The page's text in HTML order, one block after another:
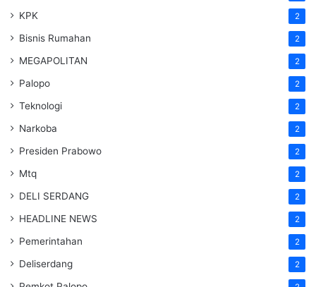
KPK 2
Bisnis Rumahan 2
MEGAPOLITAN 2
Palopo 2
Teknologi 2
Narkoba 2
Presiden Prabowo 2
Mtq 2
DELI SERDANG 2
HEADLINE NEWS 2
Pemerintahan 2
Deliserdang 2